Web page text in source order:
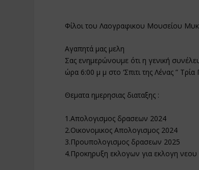
Φίλοι του Λαογραφικου Μουσείου
Αγαπητά μας μελη
Σας ενημερώνουμε ότι η γενική
ώρα 6:00 μ μ στο ‘Σπιτι της Λένας ”
Θεματα ημερησιας διαταξης :
1.Απολογισμος δρασεων 2024
2.Οικονομικος Απολογισμος 2024
3.Προυπολογισμος δρασεων 2025
4.Προκηρυξη εκλογων για εκλογη νεου